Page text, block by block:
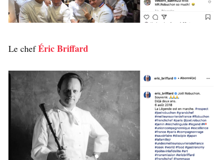
Le chefÉric Briffard